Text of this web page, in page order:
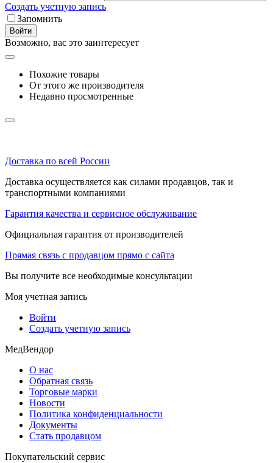
Создать учетную запись
Запомнить
Войти
Возможно, вас это заинтересует
Похожие товары
От этого же производителя
Недавно просмотренные
Доставка по всей России
Доставка осуществляется как силами продавцов, так и
транспортными компаниями
Гарантия качества и сервисное обслуживание
Официальная гарантия от производителей
Прямая связь с продавцом прямо с сайта
Вы получите все необходимые консультации
Моя учетная запись
Войти
Создать учетную запись
МедВендор
О нас
Обратная связь
Торговые марки
Новости
Политика конфиденциальности
Документы
Стать продавцом
Покупательский сервис